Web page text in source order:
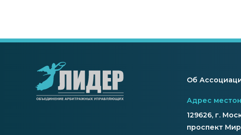
Об
Адрес
129626, г.
проспект